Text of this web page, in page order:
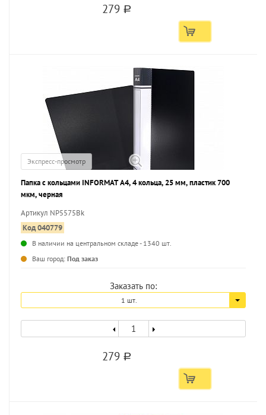
279 a
Экспресс-просмотр
Папка с кольцами INFORMAT А4, 4 кольца, 25 мм, пластик 700
мкм, черная
Артикул NP5575Bk
Код 040779
В наличии на центральном складе - 1340 шт.
Ваш город: Под заказ
Заказать по:
1 шт.
279 a